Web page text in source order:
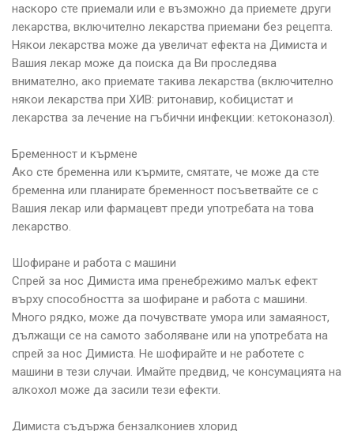
наскоро сте приемали или е възможно да приемете други
лекарства, включително лекарства приемани без рецепта.
Някои лекарства може да увеличат ефекта на Димиста и
Вашия лекар може да поиска да Ви проследява
внимателно, ако приемате такива лекарства (включително
някои лекарства при ХИВ: ритонавир, кобицистат и
лекарства за лечение на гъбични инфекции: кетоконазол).
Бременност и кърмене
Ако сте бременна или кърмите, смятате, че може да сте
бременна или планирате бременност посъветвайте се с
Вашия лекар или фармацевт преди употребата на това
лекарство.
Шофиране и работа с машини
Спрей за нос Димиста има пренебрежимо малък ефект
върху способността за шофиране и работа с машини.
Много рядко, може да почувствате умора или замаяност,
дължащи се на самото заболяване или на употребата на
спрей за нос Димиста. Не шофирайте и не работете с
машини в тези случаи. Имайте предвид, че консумацията на
алкохол може да засили тези ефекти.
Димиста съдържа бензалкониев хлорид